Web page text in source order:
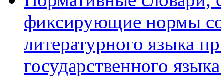
фиксирующие нормы
литературного языка
государственного